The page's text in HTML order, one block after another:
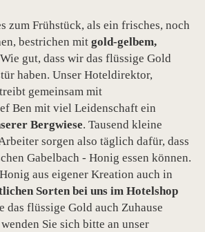
zum Frühstück, als ein frisches, noch
bestrichen mit gold-gelbem,
gut, dass wir das flüssige Gold
haben. Unser Hoteldirektor,
gemeinsam mit
Ben mit viel Leidenschaft ein
Bergwiese. Tausend kleine
sorgen also täglich dafür, dass
Gabelbach - Honig essen können.
aus eigener Kreation auch in
Sorten bei uns im Hotelshop
das flüssige Gold auch Zuhause
Sie sich bitte an unser